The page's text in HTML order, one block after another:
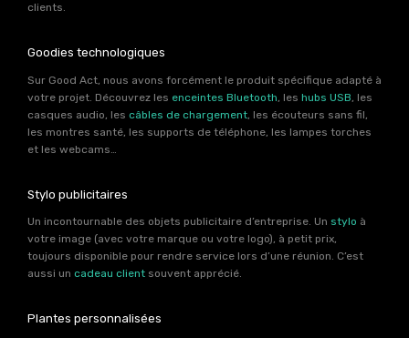
clients.
Goodies technologiques
Sur Good Act, nous avons forcément le produit spécifique adapté à
votre projet. Découvrez les enceintes Bluetooth , les hubs USB , les
casques audio, les câbles de chargement , les écouteurs sans fil,
les montres santé, les supports de téléphone, les lampes torches
et les webcams…
Stylo publicitaires
Un incontournable des objets publicitaire d’entreprise. Un stylo à
votre image (avec votre marque ou votre logo), à petit prix,
toujours disponible pour rendre service lors d’une réunion. C’est
aussi un cadeau client souvent apprécié.
Plantes personnalisées